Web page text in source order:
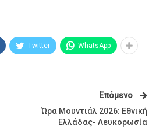
Twitter WhatsApp
Επόμενο
Ώρα Μουντιάλ 2026: Εθνική
Ελλάδας- Λευκορωσία